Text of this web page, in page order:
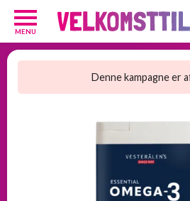
MENU
Denne kampagne er
Diverse
Underholdning